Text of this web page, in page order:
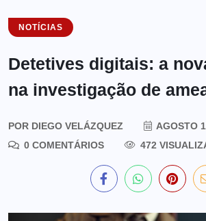
NOTÍCIAS
Detetives digitais: a
na investigação de
POR DIEGO VELÁZQUEZ
AGOSTO
0 COMENTÁRIOS
472